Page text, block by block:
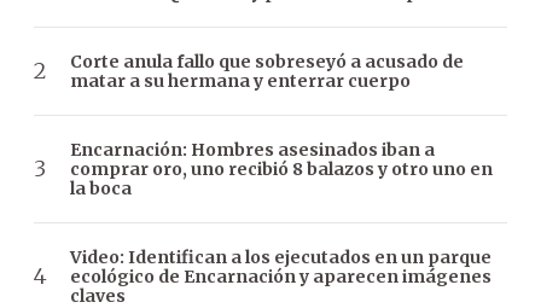
Corte anula fallo que sobreseyó a acusado de
matar a su hermana y enterrar cuerpo
Encarnación: Hombres asesinados iban a
comprar oro, uno recibió 8 balazos y otro uno en
la boca
Video: Identifican a los ejecutados en un parque
ecológico de Encarnación y aparecen imágenes
claves